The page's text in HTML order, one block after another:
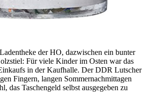
der HO, dazwischen ein bunter
Für viele Kinder im Osten war das
in der Kaufhalle. Der DDR Lutscher
Fingern, langen Sommernachmittagen
das Taschengeld selbst ausgegeben zu